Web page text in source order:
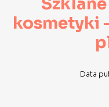
kosmetyki
Data